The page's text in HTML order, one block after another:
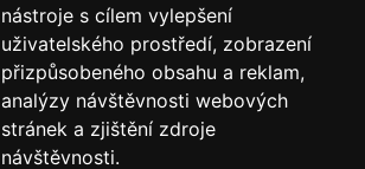
nástroje s cílem vylepšení
uživatelského prostředí, zobrazení
přizpůsobeného obsahu a reklam,
analýzy návštěvnosti webových
stránek a zjištění zdroje
návštěvnosti.